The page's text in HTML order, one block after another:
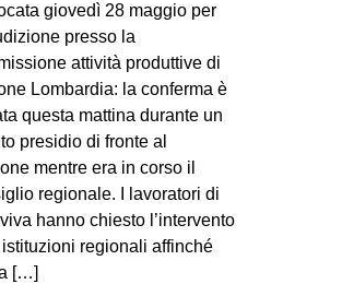
MOVIMENTI
AMBIENTE
ANTIFASCISMO
DIRITTO ALL’ABITARE
MIGRAZIONI
PRECARIATO
giovedì 28 maggio per
presso la
attività produttive di
Lombardia: la conferma è
questa mattina durante un
presidio di fronte al
mentre era in corso il
regionale. I lavoratori di
hanno chiesto l’intervento
regionali affinché
[…]